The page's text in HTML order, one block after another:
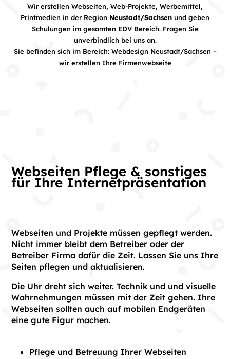
Wir erstellen Webseiten, Web-Projekte, Werbemittel,
Printmedien in der Region Neustadt/Sachsen und geben
Schulungen im gesamten EDV Bereich. Fragen Sie
unverbindlich bei uns an.
Sie befinden sich im Bereich: Webdesign Neustadt/Sachsen –
wir erstellen Ihre Firmenwebseite
Webseiten Pflege & sonstiges
für Ihre Internetpräsentation
Webseiten und Projekte müssen gepflegt werden.
Nicht immer bleibt dem Betreiber oder der
Betreiber Firma dafür die Zeit. Lassen Sie uns Ihre
Seiten pflegen und aktualisieren.
Die Uhr dreht sich weiter. Technik und und visuelle
Wahrnehmungen müssen mit der Zeit gehen. Ihre
Webseiten sollten auch auf mobilen Endgeräten
eine gute Figur machen.
Pflege und Betreuung Ihrer Webseiten